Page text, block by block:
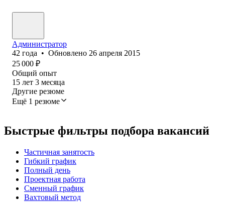
Администратор
42 года • Обновлено 26 апреля 2015
25 000 ₽
Общий опыт
15 лет 3 месяца
Другие резюме
Ещё 1 резюме
Быстрые фильтры подбора вакансий
Частичная занятость
Гибкий график
Полный день
Проектная работа
Сменный график
Вахтовый метод